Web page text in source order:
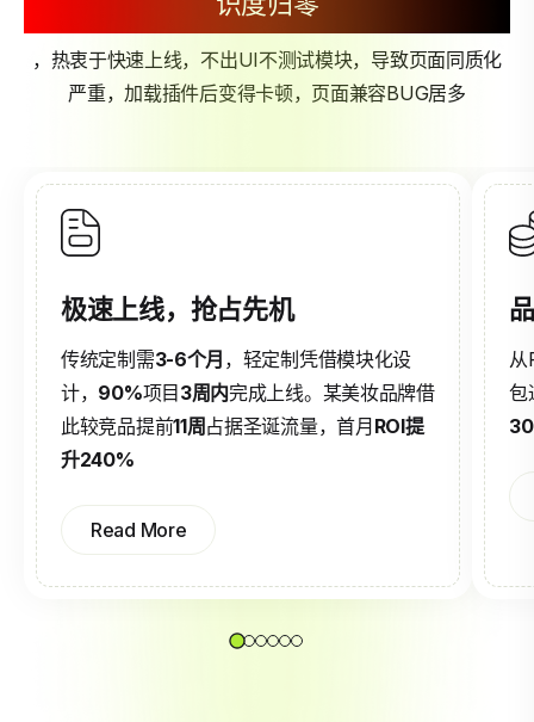
，热衷于快速上线，不出UI不测试模块，导致页面同质化
严重，加载插件后变得卡顿，页面兼容BUG居多
极速上线，抢占先机
传统定制需3-6个月 ，轻定制凭借模块化设
计， 90%项目 3周内完成上线。某美妆品牌借
此较竞品提前11周 占据圣诞流量，首月 ROI提
升240%
Read More
从
包